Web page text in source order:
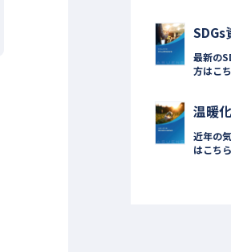
SDGs
最新の
方はこ
温暖
近年の
はこちら